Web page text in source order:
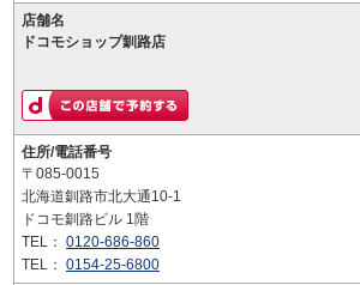
店舗名
ドコモショップ釧路店
住所/電話番号
〒085-0015
北海道釧路市北大通10-1
ドコモ釧路ビル 1階
TEL： 0120-686-860
TEL： 0154-25-6800